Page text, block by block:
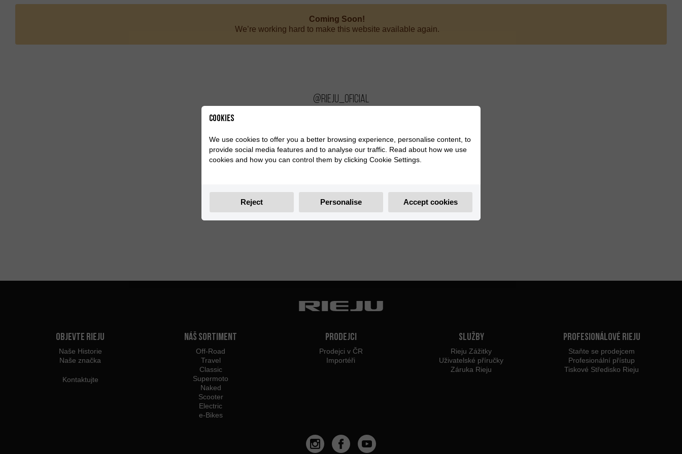
Coming Soon!
We’re working hard to make this website available again.
@rieju_oficial
Objevte Rieju
Naše Historie
Naše značka
Kontaktujte
Náš sortiment
Off-Road
Travel
Classic
Supermoto
Naked
Scooter
Electric
e-Bikes
Prodejci
Prodejci v ČR
Importéři
Služby
Rieju Zážitky
Uživatelské příručky
Záruka Rieju
Profesionálové Rieju
Staňte se prodejcem
Profesionální přístup
Tiskové Středisko Rieju
Cookies
We use cookies to offer you a better browsing experience, personalise content, to
provide social media features and to analyse our traffic. Read about how we use
cookies and how you can control them by clicking Cookie Settings.
Reject Personalise Accept cookies